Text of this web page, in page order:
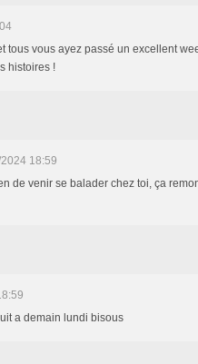
tous vous ayez passé un excellent
histoires !
18:59
de venir se balader chez toi, ça
a demain lundi bisous